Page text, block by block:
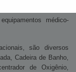
médico-
são diversos
Cadeira de Banho,
de Oxigênio,